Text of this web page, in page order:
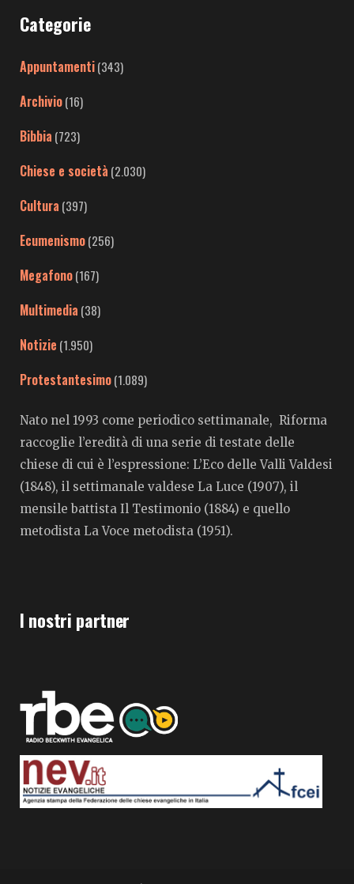
Categorie
Appuntamenti(343)
Archivio(16)
Bibbia (723)
Chiese e società (2.030)
Cultura (397)
Ecumenismo(256)
Megafono(167)
Multimedia (38)
Notizie (1.950)
Protestantesimo(1.089)
Nato nel 1993 come periodico settimanale, Riforma
raccoglie l’eredità di una serie di testate delle
chiese di cui è l’espressione: L’Eco delle Valli Valdesi
(1848), il settimanale valdese La Luce (1907), il
mensile battista Il Testimonio (1884) e quello
metodista La Voce metodista (1951).
I nostri partner